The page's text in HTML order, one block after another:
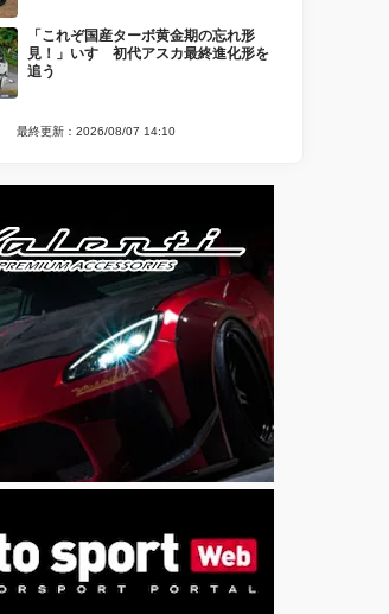
「これぞ国産ターボ黄金期の忘れ形
見！」いすゞ初代アスカ最終進化形を
追う
最終更新：2026/08/07 14:10